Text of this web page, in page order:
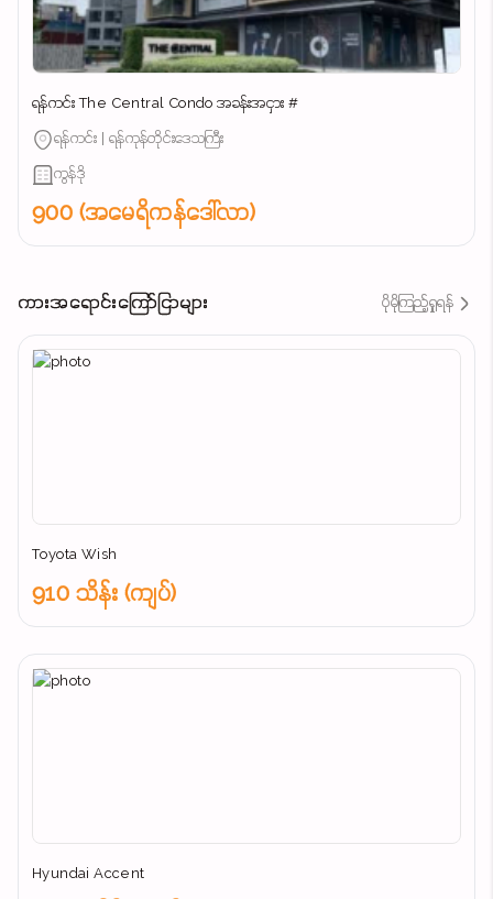
ရန်ကင်း The Central Condo အခန်းအငှား #
ရန်ကင်း | ရန်ကုန်တိုင်းဒေသကြီး
ကွန်ဒို
900 (အမေရိကန်ဒေါ်လာ)
ကားအရောင်းကြော်ငြာများ ပိုမိုကြည့်ရှုရန်
Toyota Wish
910 သိန်း (ကျပ်)
Hyundai Accent